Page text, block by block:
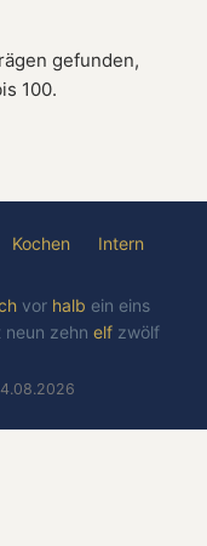
gefunden,
100.
Kochen Intern
vor halb ein eins
neun zehn elf zwölf